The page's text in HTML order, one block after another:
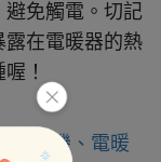
免觸電。切記
在電暖器的熱
！
清淨機、電暖